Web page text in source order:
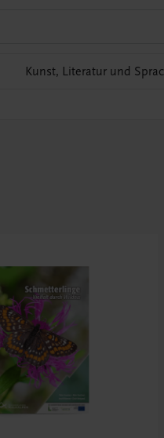
Kunst, Literatur und